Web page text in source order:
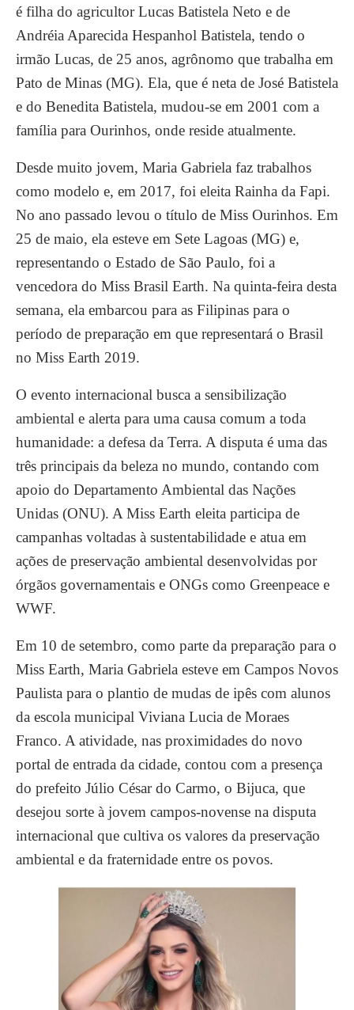
é filha do agricultor Lucas Batistela Neto e de
Andréia Aparecida Hespanhol Batistela, tendo o
irmão Lucas, de 25 anos, agrônomo que trabalha em
Pato de Minas (MG). Ela, que é neta de José Batistela
e do Benedita Batistela, mudou-se em 2001 com a
família para Ourinhos, onde reside atualmente.
Desde muito jovem, Maria Gabriela faz trabalhos
como modelo e, em 2017, foi eleita Rainha da Fapi.
No ano passado levou o título de Miss Ourinhos. Em
25 de maio, ela esteve em Sete Lagoas (MG) e,
representando o Estado de São Paulo, foi a
vencedora do Miss Brasil Earth. Na quinta-feira desta
semana, ela embarcou para as Filipinas para o
período de preparação em que representará o Brasil
no Miss Earth 2019.
O evento internacional busca a sensibilização
ambiental e alerta para uma causa comum a toda
humanidade: a defesa da Terra. A disputa é uma das
três principais da beleza no mundo, contando com
apoio do Departamento Ambiental das Nações
Unidas (ONU). A Miss Earth eleita participa de
campanhas voltadas à sustentabilidade e atua em
ações de preservação ambiental desenvolvidas por
órgãos governamentais e ONGs como Greenpeace e
WWF.
Em 10 de setembro, como parte da preparação para o
Miss Earth, Maria Gabriela esteve em Campos Novos
Paulista para o plantio de mudas de ipês com alunos
da escola municipal Viviana Lucia de Moraes
Franco. A atividade, nas proximidades do novo
portal de entrada da cidade, contou com a presença
do prefeito Júlio César do Carmo, o Bijuca, que
desejou sorte à jovem campos-novense na disputa
internacional que cultiva os valores da preservação
ambiental e da fraternidade entre os povos.